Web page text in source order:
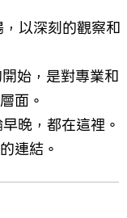
以深刻的觀察和
始，是對專業和
面。
晚，都在這裡。
連結。